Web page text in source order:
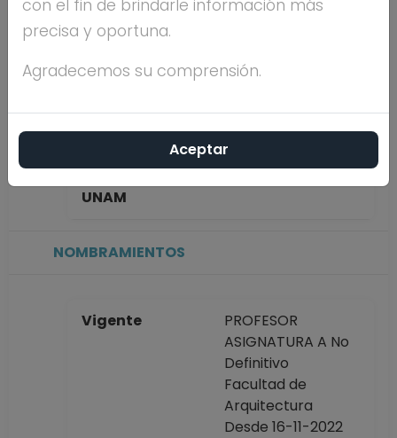
GARCIA
estudios
Antigüedad
UNAM
NOMBRAMIENTOS
Vigente
PROFESOR
ASIGNATURA A No
Definitivo
Facultad de
Arquitectura
Desde 16-11-2022
con el fin de brindarle información más
precisa y oportuna.
Agradecemos su comprensión.
Aceptar